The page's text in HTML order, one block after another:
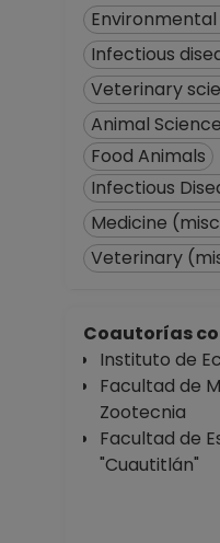
Infectious
Veterinary
Animal
Food Animals
Infectious
Medicine
Veterinary
Coautorías
Instituto de
Facultad de
Zootecnia
Facultad de
"Cuautitlán"